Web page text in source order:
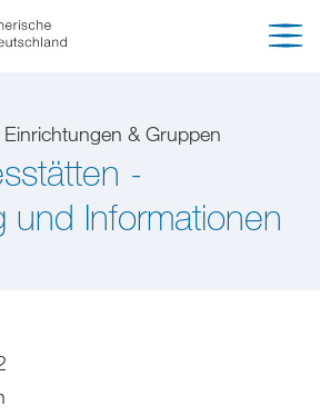
& Gruppen
-
und Informationen